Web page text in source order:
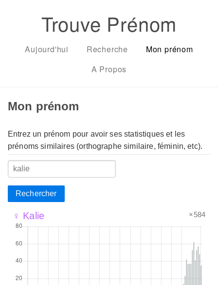
Trouve Prénom
Aujourd'hui Recherche
Mon prénom
A Propos
Mon prénom
Entrez un prénom pour avoir ses statistiques et les
prénoms similaires (orthographe similaire, féminin, etc).
Rechercher
♀ Kalie ×584